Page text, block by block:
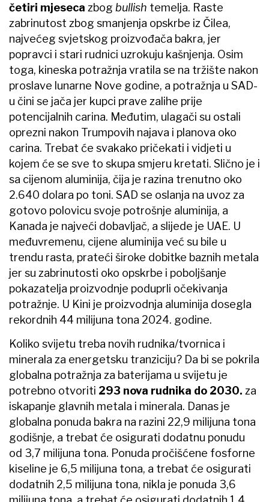
četiri mjeseca zbog bullish temelja. Raste
zabrinutost zbog smanjenja opskrbe iz Čilea,
najvećeg svjetskog proizvođača bakra, jer
popravci i stari rudnici uzrokuju kašnjenja. Osim
toga, kineska potražnja vratila se na tržište nakon
proslave lunarne Nove godine, a potražnja u SAD-
u čini se jača jer kupci prave zalihe prije
potencijalnih carina. Međutim, ulagači su ostali
oprezni nakon Trumpovih najava i planova oko
carina. Trebat će svakako pričekati i vidjeti u
kojem će se sve to skupa smjeru kretati. Slično je i
sa cijenom aluminija, čija je razina trenutno oko
2.640 dolara po toni. SAD se oslanja na uvoz za
gotovo polovicu svoje potrošnje aluminija, a
Kanada je najveći dobavljač, a slijede je UAE. U
međuvremenu, cijene aluminija već su bile u
trendu rasta, prateći široke dobitke baznih metala
jer su zabrinutosti oko opskrbe i poboljšanje
pokazatelja proizvodnje poduprli očekivanja
potražnje. U Kini je proizvodnja aluminija dosegla
rekordnih 44 milijuna tona 2024. godine.
Koliko svijetu treba novih rudnika/tvornica i
minerala za energetsku tranziciju? Da bi se pokrila
globalna potražnja za baterijama u svijetu je
potrebno otvoriti 293 nova rudnika do 2030. za
iskapanje glavnih metala i minerala. Danas je
globalna ponuda bakra na razini 22,9 milijuna tona
godišnje, a trebat će osigurati dodatnu ponudu
od 3,7 milijuna tona. Ponuda pročišćene fosforne
kiseline je 6,5 milijuna tona, a trebat će osigurati
dodatnih 2,5 milijuna tona, nikla je ponuda 3,6